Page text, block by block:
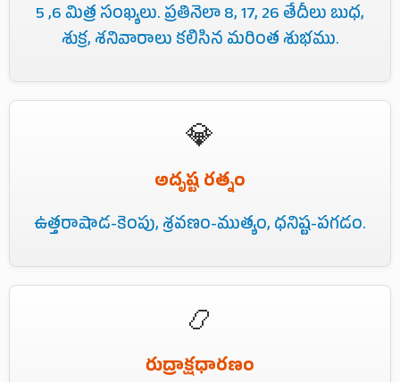
5 ,6 మిత్ర సంఖ్యలు. ప్రతినెలా 8, 17, 26 తేదీలు బుధ,
శుక్ర, శనివారాలు కలిసిన మరింత శుభము.
💎
అదృష్ట రత్నం
ఉత్తరాషాడ-కెంపు, శ్రవణం-ముత్యం, ధనిష్ట-పగడం.
📿
రుద్రాక్షధారణం